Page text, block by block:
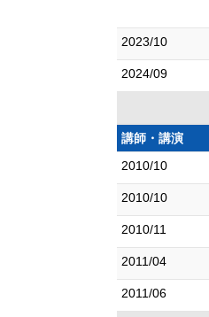
2023/10
2024/09
講師・講演
2010/10
2010/10
2010/11
2011/04
2011/06